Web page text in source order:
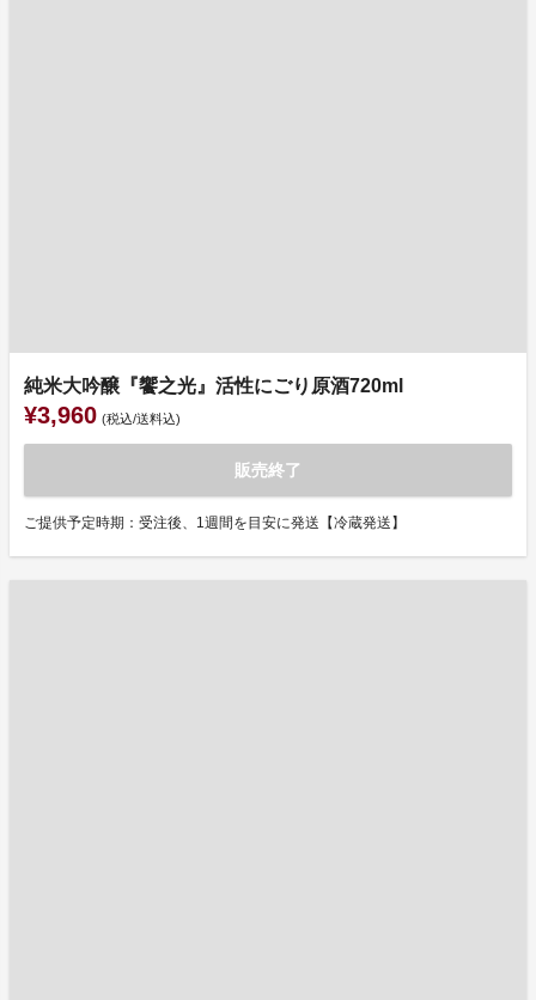
純米大吟醸『饗之光』活性にごり原酒720ml
¥3,960 (税込/送料込)
販売終了
ご提供予定時期：受注後、1週間を目安に発送【冷蔵発送】